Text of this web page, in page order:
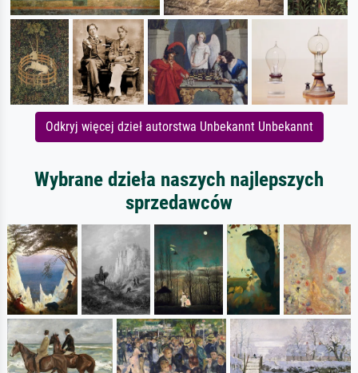
Odkryj więcej dzieł autorstwa Unbekannt Unbekannt
Wybrane dzieła naszych najlepszych
sprzedawców